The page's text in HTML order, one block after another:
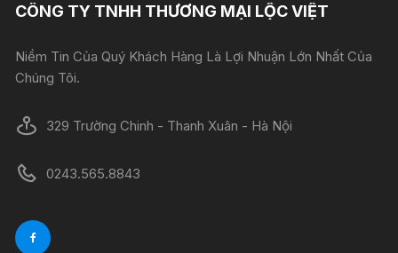
CÔNG TY TNHH THƯƠNG MẠI LỘC VIỆT
Niềm Tin Của Quý Khách Hàng Là Lợi Nhuận Lớn Nhất Của
Chúng Tôi.
329 Trường Chinh - Thanh Xuân - Hà Nội
0243.565.8843